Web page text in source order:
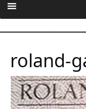
content
roland-